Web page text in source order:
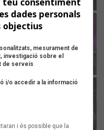
dades personals
objectius
mesurament de
investigació sobre el
de serveis
i/o accedir a la informació
i és possible que la